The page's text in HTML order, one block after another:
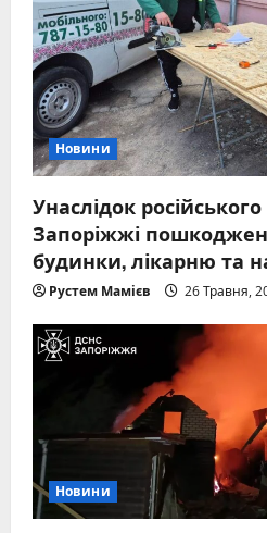
Новини
Унаслідок російського
Запоріжжі
будинки, лікарню та
Рустем Мамієв 26 Травня,
Новини